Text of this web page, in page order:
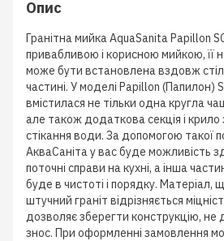
Опис
Гранітна мийка AquaSanita Papillon
привабливою і корисною мийкою, її
може бути встановлена вздовж
частині. У моделі Papillon (Папилон)
вмістилася не тільки одна кругла
але також додаткова секція і
стікання води. За допомогою такої
АкваСаніта у вас буде можливість
поточні справи на кухні, а інша
буде в чистоті і порядку. Матеріал,
штучний граніт відрізняється
дозволяє зберегти конструкцію, не
знос. При оформленні замовлення